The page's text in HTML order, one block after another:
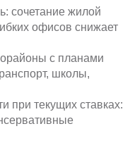
сочетание жилой
офисов снижает
с планами
школы,
при текущих ставках: